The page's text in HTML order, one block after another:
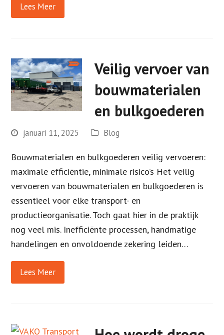
Lees Meer
Veilig vervoer van
bouwmaterialen
en bulkgoederen
januari 11, 2025 Blog
Bouwmaterialen en bulkgoederen veilig vervoeren:
maximale efficiëntie, minimale risico’s Het veilig
vervoeren van bouwmaterialen en bulkgoederen is
essentieel voor elke transport- en
productieorganisatie. Toch gaat hier in de praktijk
nog veel mis. Inefficiënte processen, handmatige
handelingen en onvoldoende zekering leiden…
Lees Meer